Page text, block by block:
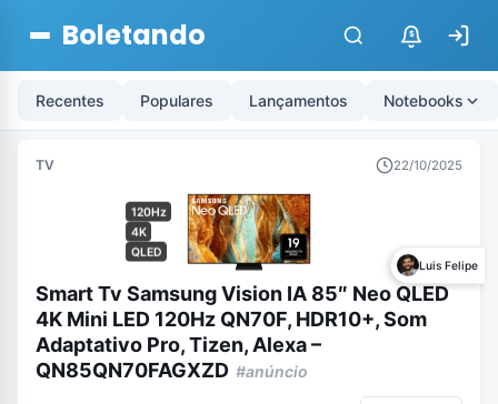
Boletando $
Recentes Populares Lançamentos Notebooks
TV 22/10/2025
120Hz
4K
QLED
Luis Felipe
Smart Tv Samsung Vision IA 85″ Neo QLED
4K Mini LED 120Hz QN70F, HDR10+, Som
Adaptativo Pro, Tizen, Alexa –
QN85QN70FAGXZD #anúncio